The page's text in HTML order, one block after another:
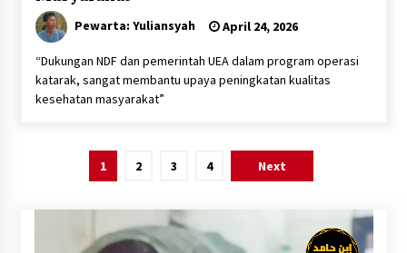
Pewarta: Yuliansyah April 24, 2026
“Dukungan NDF dan pemerintah UEA dalam program operasi
katarak, sangat membantu upaya peningkatan kualitas
kesehatan masyarakat”
Paginasi
1 2 3 4 Next